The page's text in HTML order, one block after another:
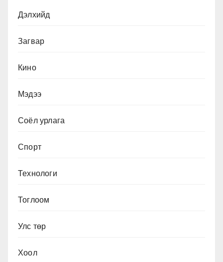
Дэлхийд
Загвар
Кино
Мэдээ
Соёл урлага
Спорт
Технологи
Тоглоом
Улс төр
Хоол